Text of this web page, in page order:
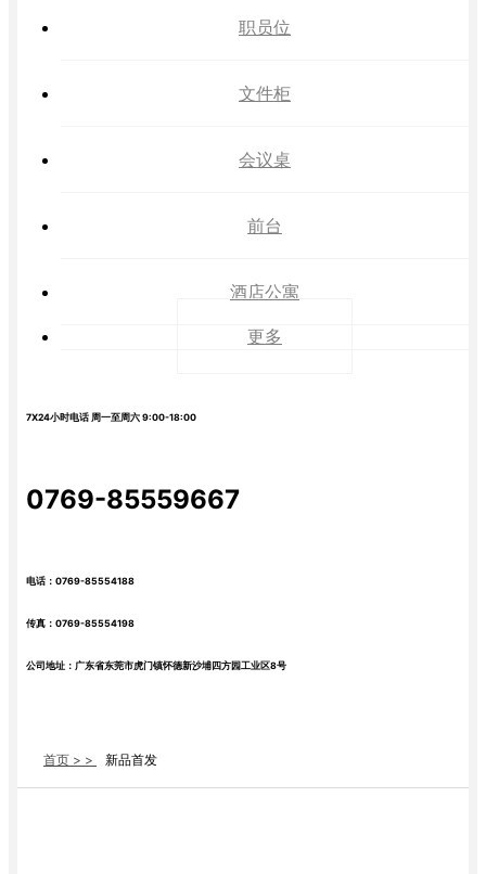
职员位
文件柜
会议桌
前台
酒店公寓
更多
7X24小时电话 周一至周六 9:00-18:00
0769-85559667
电话：0769-85554188
传真：0769-85554198
公司地址：广东省东莞市虎门镇怀德新沙埔四方园工业区8号
首页 > > 新品首发